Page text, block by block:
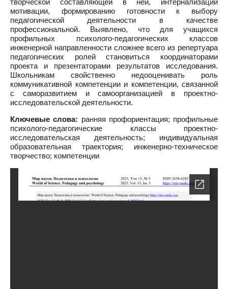
творческой составляющей в ней, интернализации
мотивации, формированию готовности к выбору
педагогической деятельности в качестве
профессиональной. Выявлено, что для учащихся
профильных психолого-педагогических классов
инженерной направленности сложнее всего из репертуара
педагогических ролей становиться координаторами
проекта и презентаторами результатов исследования.
Школьникам свойственно недооценивать роль
коммуникативной компетенции и компетенции, связанной
с саморазвитием и самоорганизацией в проектно-
исследовательской деятельности.
Ключевые слова: ранняя профориентация; профильные
психолого-педагогические классы проектно-
исследовательская деятельность; индивидуальная
образовательная траектория; инженерно-техническое
творчество; компетенции